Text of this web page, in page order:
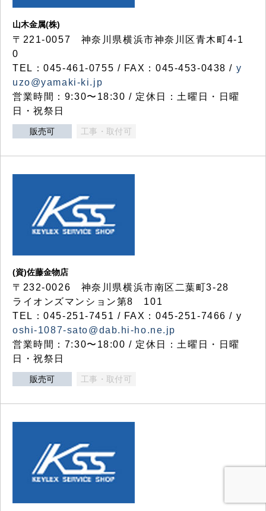
山木金属(株)
〒221-0057 神奈川県横浜市神奈川区青木町4-1
0
TEL：045-461-0755 / FAX：045-453-0438 / y
uzo@yamaki-ki.jp
営業時間：9:30〜18:30 / 定休日：土曜日・日曜
日・祝祭日
販売可 工事・取付可
(資)佐藤金物店
〒232-0026 神奈川県横浜市南区二葉町3-28
ライオンズマンション第8 101
TEL：045-251-7451 / FAX：045-251-7466 / y
oshi-1087-sato@dab.hi-ho.ne.jp
営業時間：7:30〜18:00 / 定休日：土曜日・日曜
日・祝祭日
販売可 工事・取付可